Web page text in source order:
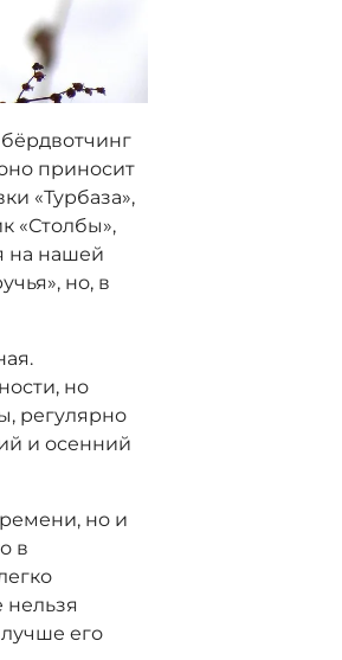
приносит
«Турбаза»,
«Столбы»,
на нашей
но, в
но
регулярно
и осенний
но и
в
нельзя
лучше его